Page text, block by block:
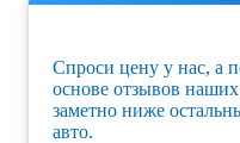
Спроси цену у нас, а
основе отзывов
заметно ниже
авто.